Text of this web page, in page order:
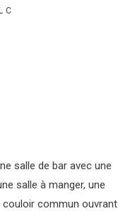
salle de bar avec une
salle à manger, une
couloir commun ouvrant